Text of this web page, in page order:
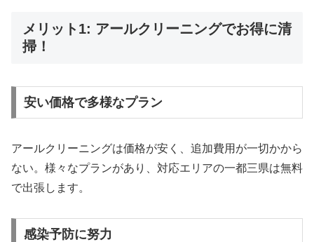
メリット1: アールクリーニングでお得に清
掃！
安い価格で多様なプラン
アールクリーニングは価格が安く、追加費用が一切かから
ない。様々なプランがあり、対応エリアの一都三県は無料
で出張します。
感染予防に努力